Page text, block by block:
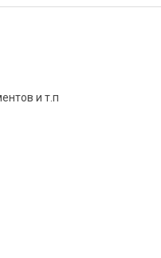
и т.п